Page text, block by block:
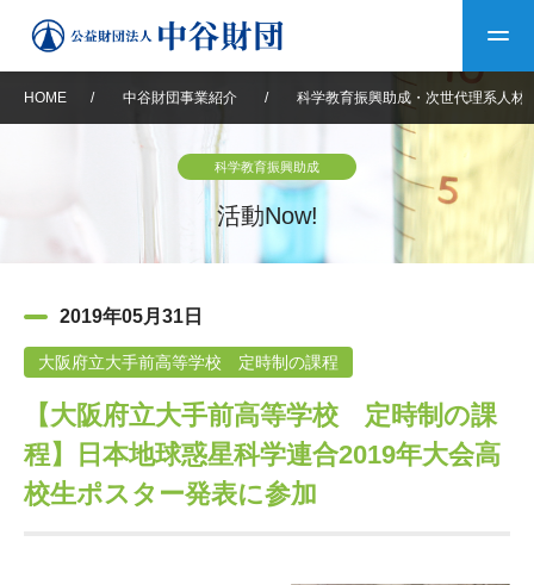
中谷財団について
設立趣意書 財団概要
沿革 40年史デジタルブック
中谷財団40年史
40年史別冊
中谷財団事業紹介 中谷賞
神戸賞 長期大型研究助成
研究助成 交流助成
中谷財団動画紹介
その他情報
その他情報
個人情報保護に関する
お問い合わせ
HOME / 中谷財団事業紹介 / 科学教育振興助成・次世代理系人材
科学教育振興助成
活動Now!
2019年05月31日
大阪府立大手前高等学校 定時制の課程
【大阪府立大手前高等学校 定時制の課
程】日本地球惑星科学連合2019年大会高
校生ポスター発表に参加